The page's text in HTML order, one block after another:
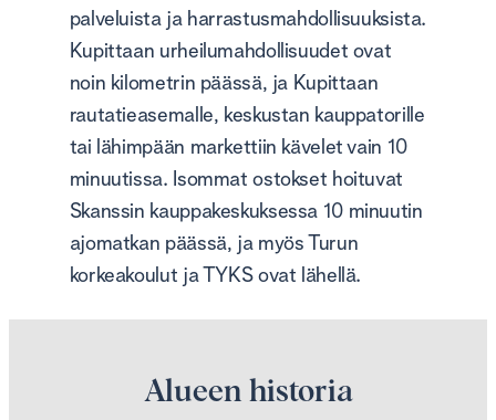
palveluista ja harrastusmahdollisuuksista.
Kupittaan urheilumahdollisuudet ovat
noin kilometrin päässä, ja Kupittaan
rautatieasemalle, keskustan kauppatorille
tai lähimpään markettiin kävelet vain 10
minuutissa. Isommat ostokset hoituvat
Skanssin kauppakeskuksessa 10 minuutin
ajomatkan päässä, ja myös Turun
korkeakoulut ja TYKS ovat lähellä.
Alueen historia